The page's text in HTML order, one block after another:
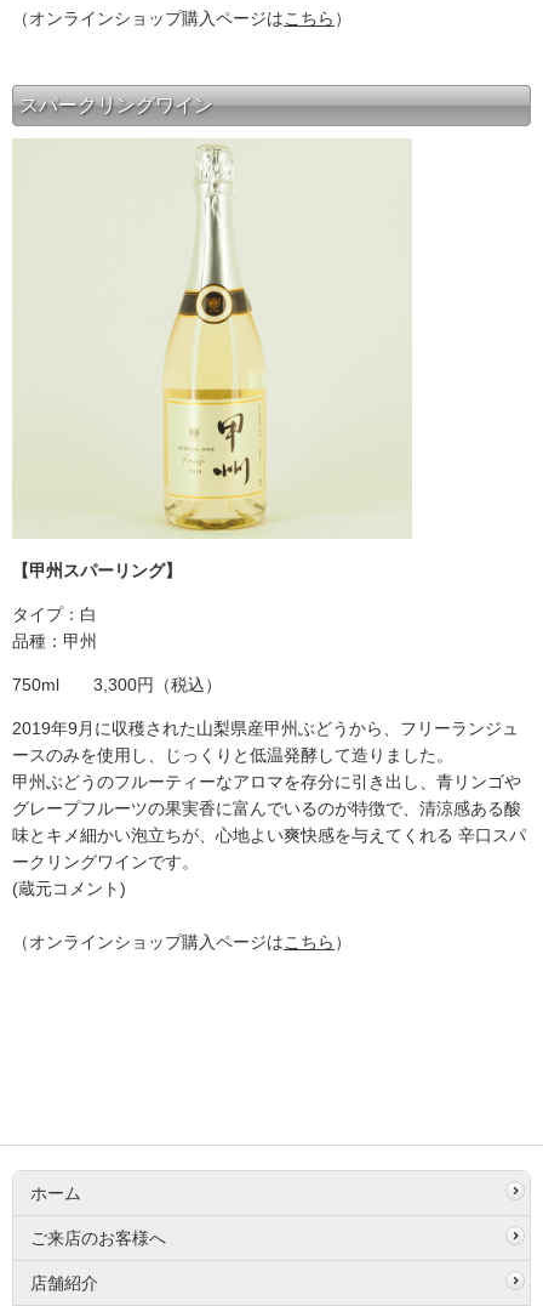
（オンラインショップ購入ページはこちら ）
スパークリングワイン
【甲州スパーリング】
タイプ：白
品種：甲州
750ml 3,300円（税込）
2019年9月に収穫された山梨県産甲州ぶどうから、フリーランジュ
ースのみを使用し、じっくりと低温発酵して造りました。
甲州ぶどうのフルーティーなアロマを存分に引き出し、青リンゴや
グレープフルーツの果実香に富んでいるのが特徴で、清涼感ある酸
味とキメ細かい泡立ちが、心地よい爽快感を与えてくれる 辛口スパ
ークリングワインです。
(蔵元コメント)
（オンラインショップ購入ページはこちら ）
ホーム
ご来店のお客様へ
店舗紹介